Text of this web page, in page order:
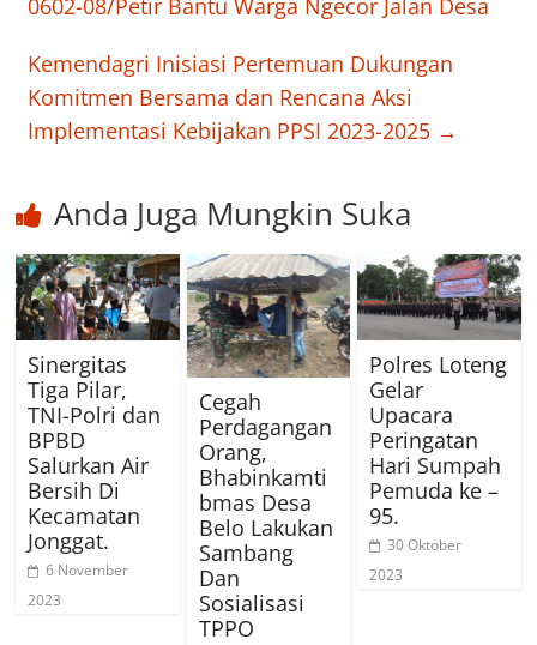
0602-08/Petir Bantu Warga Ngecor Jalan Desa
Kemendagri Inisiasi Pertemuan Dukungan
Komitmen Bersama dan Rencana Aksi
Implementasi Kebijakan PPSI 2023-2025 →
Anda Juga Mungkin Suka
Sinergitas
Tiga Pilar,
TNI-Polri dan
BPBD
Salurkan Air
Bersih Di
Kecamatan
Jonggat.
6 November
2023
Cegah
Perdagangan
Orang,
Bhabinkamti
bmas Desa
Belo Lakukan
Sambang
Dan
Sosialisasi
TPPO
Polres Loteng
Gelar
Upacara
Peringatan
Hari Sumpah
Pemuda ke –
95.
30 Oktober
2023